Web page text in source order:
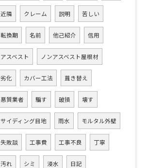
近隣 クレーム 説明 苦しい
転換期 名前 他己紹介 信用
アスベスト ノンアスベスト屋根材
劣化 カバー工法 葺き替え
悪質業者 騙す 破損 壊す
サイディング目地 雨水 モルタル外壁
失敗談 工事費 工事不良 丁寧
汚れ シミ 浸水 日記